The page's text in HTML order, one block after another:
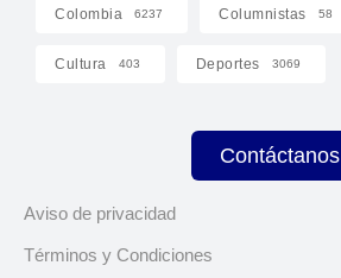
Colombia 6237 Columnistas 58
Cultura 403 Deportes 3069
Contáctanos
Aviso de privacidad
Términos y Condiciones